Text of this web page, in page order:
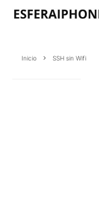
Inicio SSH sin Wifi